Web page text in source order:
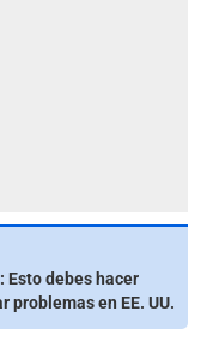
Esto debes hacer
problemas en EE. UU.